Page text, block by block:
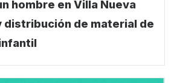
hombre en Villa Nueva
distribución de material de